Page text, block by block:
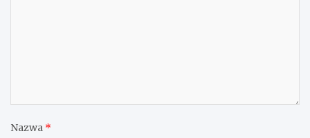
Nazwa *